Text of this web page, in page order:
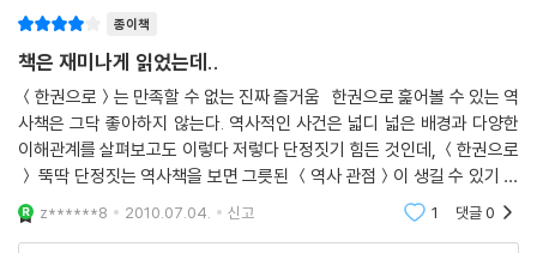
종이책
책은 재미나게 읽었는데..
＜한권으로＞는 만족할 수 없는 진짜 즐거움 한권으로 훑어볼 수 있는 역
사책은 그닥 좋아하지 않는다. 역사적인 사건은 넓디 넓은 배경과 다양한
이해관계를 살펴보고도 이렇다 저렇다 단정짓기 힘든 것인데, ＜한권으로
＞ 뚝딱 단정짓는 역사책을 보면 그릇된 ＜역사 관점＞이 생길 수 있기 때
문이다. 그런데도 이런 책을 읽을 수밖에 없는 까닭은 역사를 처음 접하
는 사람들
z******8 2010.07.04. 신고 1 댓글0